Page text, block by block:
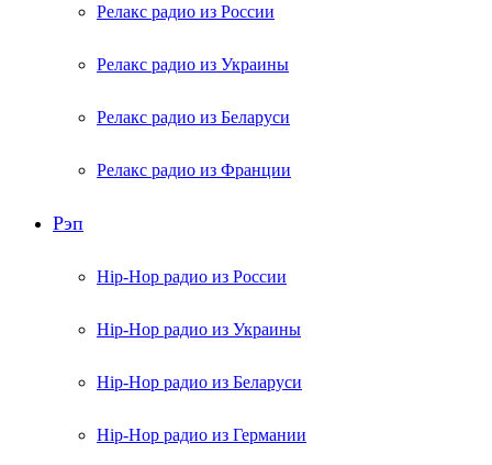
Релакс радио из России
Релакс радио из Украины
Релакс радио из Беларуси
Релакс радио из Франции
Рэп
Hip-Hop радио из России
Hip-Hop радио из Украины
Hip-Hop радио из Беларуси
Hip-Hop радио из Германии